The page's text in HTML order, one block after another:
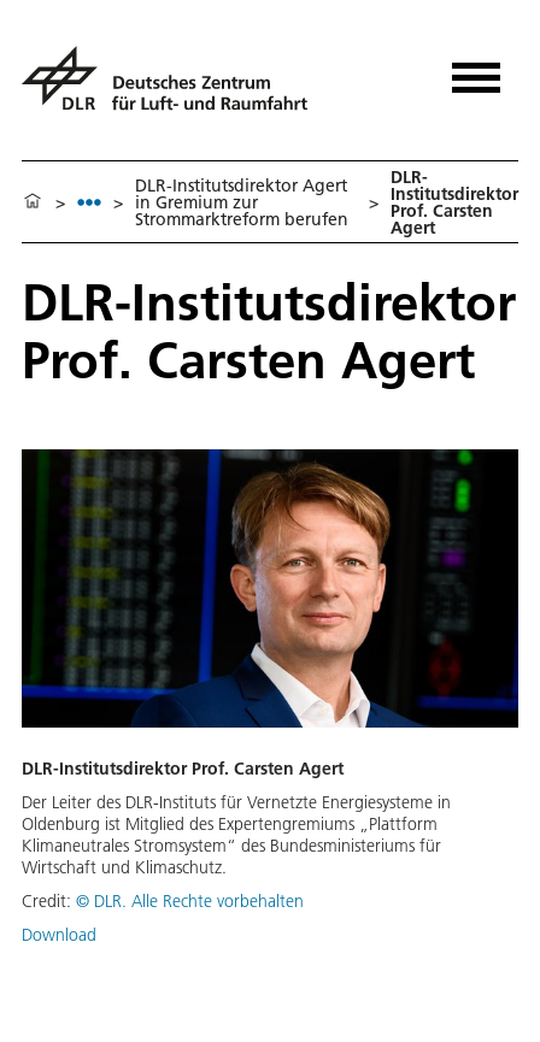
> >
DLR-Institutsdirektor Agert
in Gremium zur
Strommarktreform berufen
>
DLR-
Institutsdirektor
Prof. Carsten
Agert
DLR-Institutsdirektor
Prof. Carsten Agert
DLR-Institutsdirektor Prof. Carsten Agert
Der Leiter des DLR-Instituts für Vernetzte Energiesysteme in
Oldenburg ist Mitglied des Expertengremiums „Plattform
Klimaneutrales Stromsystem“ des Bundesministeriums für
Wirtschaft und Klimaschutz.
Credit: © DLR. Alle Rechte vorbehalten
Download